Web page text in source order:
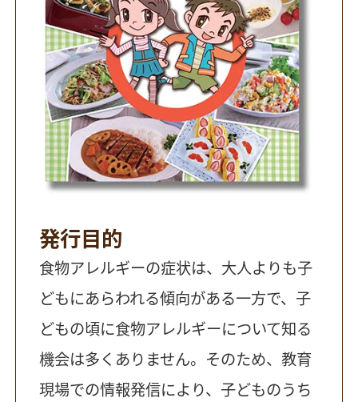
発行目的
食物アレルギーの症状は、大人よりも子
どもにあらわれる傾向がある一方で、子
どもの頃に食物アレルギーについて知る
機会は多くありません。そのため、教育
現場での情報発信により、子どものうち